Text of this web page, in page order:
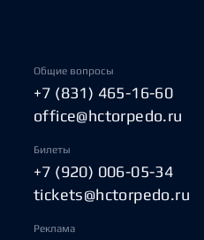
Общие вопросы
+7 (831) 465-16-60
office@hctorpedo.ru
Билеты
+7 (920) 006-05-34
tickets@hctorpedo.ru
Реклама